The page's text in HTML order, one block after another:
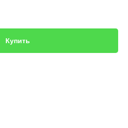
Купить